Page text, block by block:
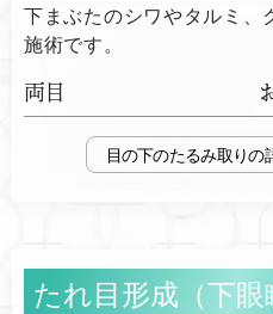
下まぶたのシワやタルミ、
施術です。
両目
目の下のたるみ取り
たれ目形成（下眼